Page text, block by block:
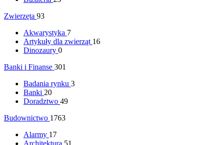
Zwierzęta 93
Akwarystyka 7
Artykuły dla zwierząt 16
Dinozaury 0
Banki i Finanse 301
Badania rynku 3
Banki 20
Doradztwo 49
Budownictwo 1763
Alarmy 17